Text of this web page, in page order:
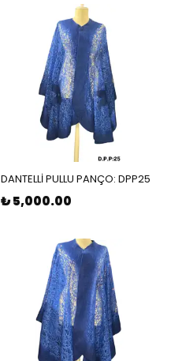
DANTELLİ PULLU PANÇO: DPP25
₺ 5,000.00